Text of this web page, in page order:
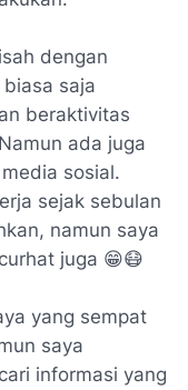
dengan
saja
beraktivitas
ada juga
sosial.
sejak sebulan
namun saya
juga 😁😷
yang sempat
saya
informasi yang